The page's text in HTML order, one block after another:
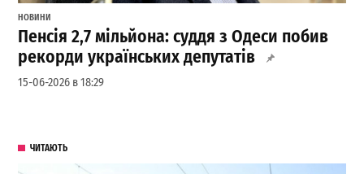
НОВИНИ
Пенсія 2,7 мільйона: суддя з Одеси побив
рекорди українських депутатів
15-06-2026 в 18:29
ЧИТАЮТЬ